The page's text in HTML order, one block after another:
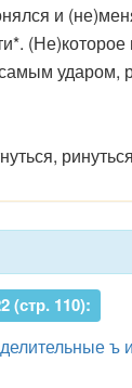
и
ударом,
(стр. 110):
ъ